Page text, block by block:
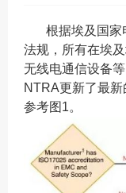
根据埃及国家
法规，所有在埃
无线电通信设备
NTRA更新了最
参考图1。